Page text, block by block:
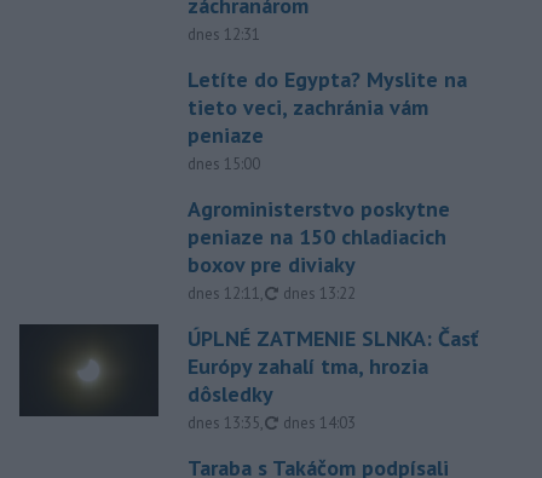
dnes 12:31
Letíte do Egypta? Myslite na
tieto veci, zachránia vám
peniaze
dnes 15:00
Agroministerstvo poskytne
peniaze na 150 chladiacich
boxov pre diviaky
dnes 12:11, aktualizované
dnes 13:22
ÚPLNÉ ZATMENIE SLNKA: Časť
Európy zahalí tma, hrozia
dôsledky
dnes 13:35, aktualizované
dnes 14:03
Taraba s Takáčom podpísali